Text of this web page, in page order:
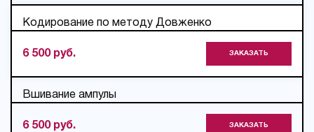
Кодирование по методу Довженко
6 500 руб. ЗАКАЗАТЬ
Вшивание ампулы
6 500 руб. ЗАКАЗАТЬ